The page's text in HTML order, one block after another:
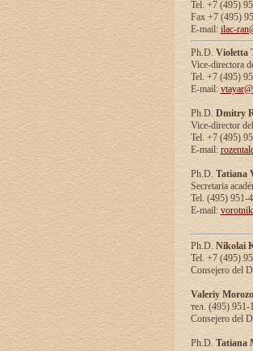
Tel. +7 (495)
Fax +7 (495)
E-mail: ilac-
Ph.D. Violetta
Vice-directora
Tel. +7 (495)
E-mail:
Ph.D. Dmitry
Vice-director
Tel. +7 (495)
E-mail:
Ph.D. Tatiana
Secretaria
Tel. (495) 951-
E-mail:
Ph.D. Nikolai
Tel. +7 (495)
Consejero del
Valeriy
тел. (495) 951-
Consejero del
Ph.D. Tatiana